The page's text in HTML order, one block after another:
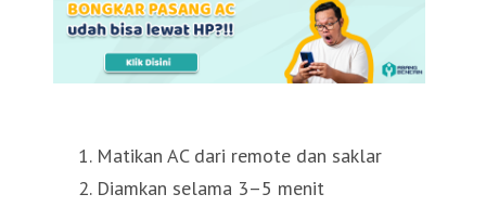
Matikan AC dari remote dan saklar
Diamkan selama 3–5 menit